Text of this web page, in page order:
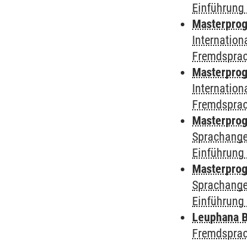
Einführung
Einführung
Einführung
Leuphana